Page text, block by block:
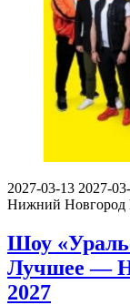
2027-03-13 2027-
Нижний Новгород
Шоу
Лучшее —
2027